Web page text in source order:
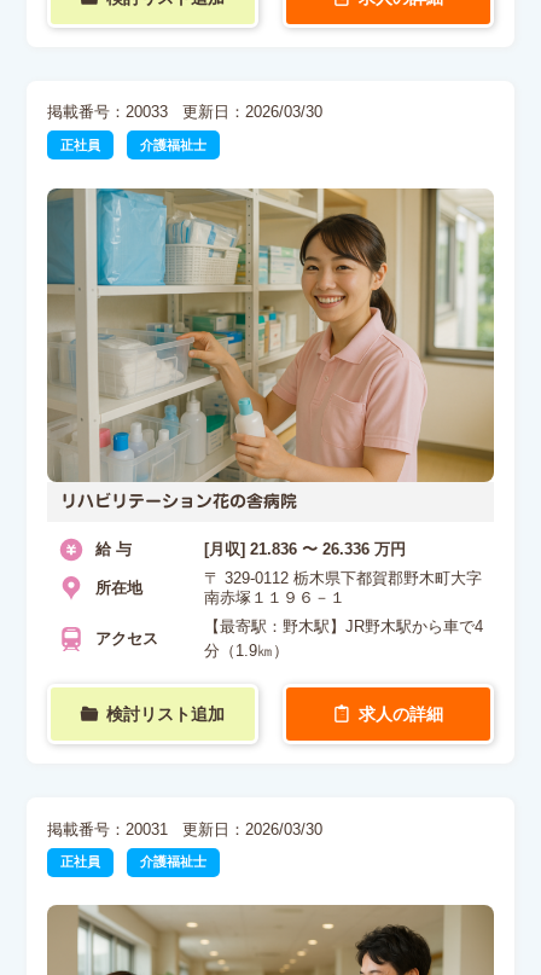
掲載番号：20033 更新日：2026/03/30
正社員 介護福祉士
リハビリテーション花の舎病院
給 与 [月収] 21.836 〜 26.336 万円
所在地
〒 329-0112 栃木県下都賀郡野木町大字
南赤塚１１９６－１
アクセス
【最寄駅：野木駅】JR野木駅から車で4
分（1.9㎞）
検討リスト追加 求人の詳細
掲載番号：20031 更新日：2026/03/30
正社員 介護福祉士